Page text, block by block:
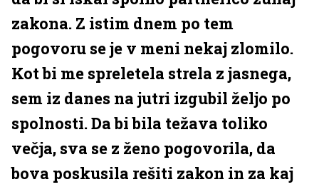
zakona. Z istim dnem po tem
pogovoru se je v meni nekaj zlomilo.
Kot bi me spreletela strela z jasnega,
sem iz danes na jutri izgubil željo po
spolnosti. Da bi bila težava toliko
večja, sva se z ženo pogovorila, da
bova poskusila rešiti zakon in za kaj